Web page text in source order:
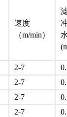
速度
（m/min）
2-7
2-7
2-7
2-7